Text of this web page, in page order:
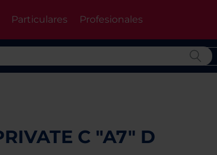
Particulares Profesionales
C "A7" D